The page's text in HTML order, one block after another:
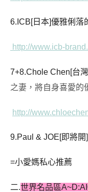
6.ICB[日本]優雅俐落
http://www.icb-
7+8.Chole Chen[台
之妻，將自身喜愛的
http://
9.Paul & JOE[即將
=小愛媽私心推薦
二.世界名品區